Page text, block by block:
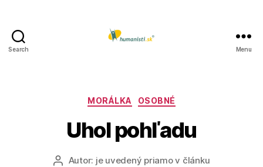
Search Menu
Kategórie
MORÁLKA OSOBNÉ
Uhol pohľadu
AutorAutor: je uvedený priamo v článku